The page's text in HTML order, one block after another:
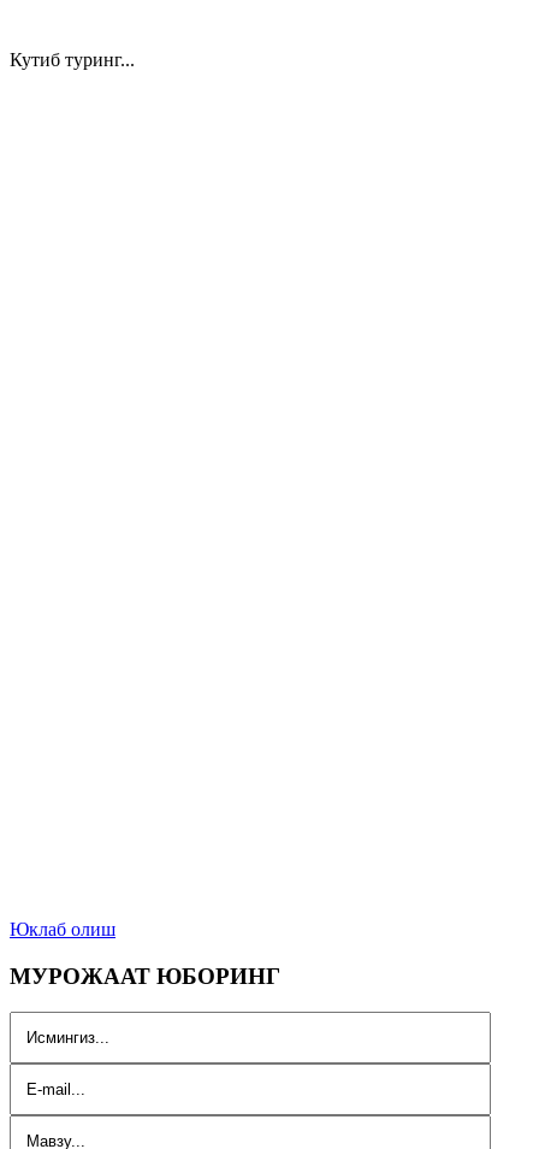
Кутиб туринг...
Юклаб олиш
МУРОЖААТ ЮБОРИНГ